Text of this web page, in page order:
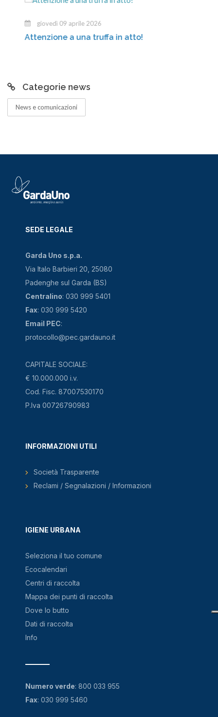
giovedì 09 aprile 2026
Attenzione a una truffa in atto!
Categorie news
News e comunicazioni
SEDE LEGALE
Garda Uno s.p.a.
Via Italo Barbieri 20, 25080
Padenghe sul Garda (BS)
Centralino: 030 999 5401
Fax: 030 999 5420
Email PEC:
protocollo@pec.gardauno.it
CAPITALE SOCIALE:
€ 10.000.000 i.v.
Cod. Fisc. 87007530170
P.Iva 00726790983
IGIENE URBANA
Seleziona il tuo comune
Ecocalendari
Centri di raccolta
Mappa dei punti di raccolta
Dove lo butto
Dati di raccolta
Info
INFORMAZIONI UTILI
Società Trasparente
Reclami / Segnalazioni / Informazioni
Numero verde: 800 033 955
Fax: 030 999 5460